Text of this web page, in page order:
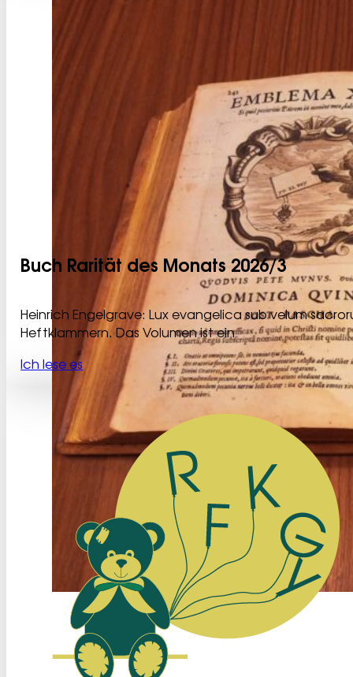
Buch Rarität des Monats 2026/3
Heinrich Engelgrave: Lux evangelica sub velum
Heftklammern. Das Volumen ist ein
Ich lese es